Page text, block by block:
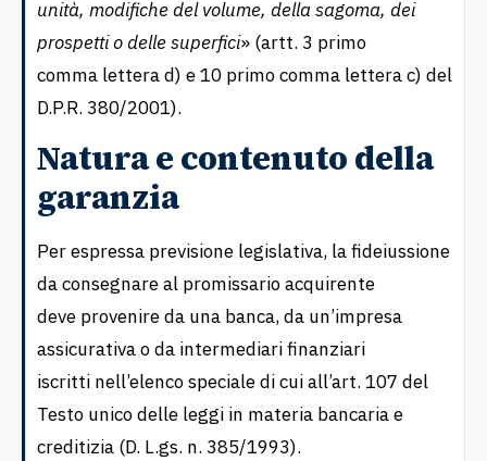
unità, modifiche del volume, della sagoma, dei
prospetti o delle superfici» (artt. 3 primo
comma lettera d) e 10 primo comma lettera c) del
D.P.R. 380/2001).
Natura e contenuto della
garanzia
Per espressa previsione legislativa, la fideiussione
da consegnare al promissario acquirente
deve provenire da una banca, da un’impresa
assicurativa o da intermediari finanziari
iscritti nell’elenco speciale di cui all’art. 107 del
Testo unico delle leggi in materia bancaria e
creditizia (D. L.gs. n. 385/1993).